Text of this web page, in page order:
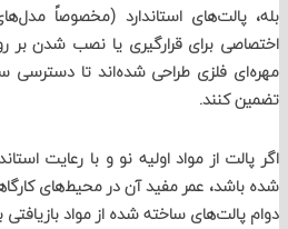
استاندارد (مخصوصاً مدل‌های
برای قرارگیری یا نصب شدن بر روی
فلزی طراحی شده‌اند تا دسترسی سریع
از مواد اولیه نو و با رعایت
ساخته شده از مواد بازیافتی بسیار